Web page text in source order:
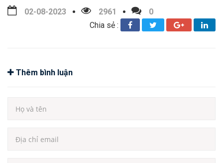
02-08-2023 2961
0
Chia sẻ :
Thêm bình luận